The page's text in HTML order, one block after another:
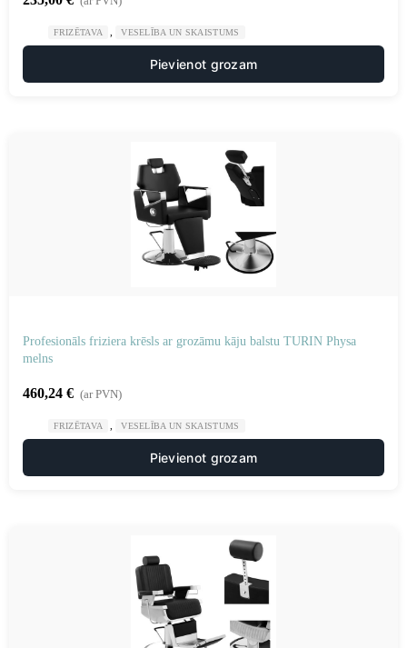
FRIZĒTAVA VESELĪBA UN SKAISTUMS
Pievienot grozam
Profesionāls friziera krēsls ar grozāmu kāju balstu TURIN Physa
melns
460,24 € (ar PVN)
FRIZĒTAVA VESELĪBA UN SKAISTUMS
Pievienot grozam